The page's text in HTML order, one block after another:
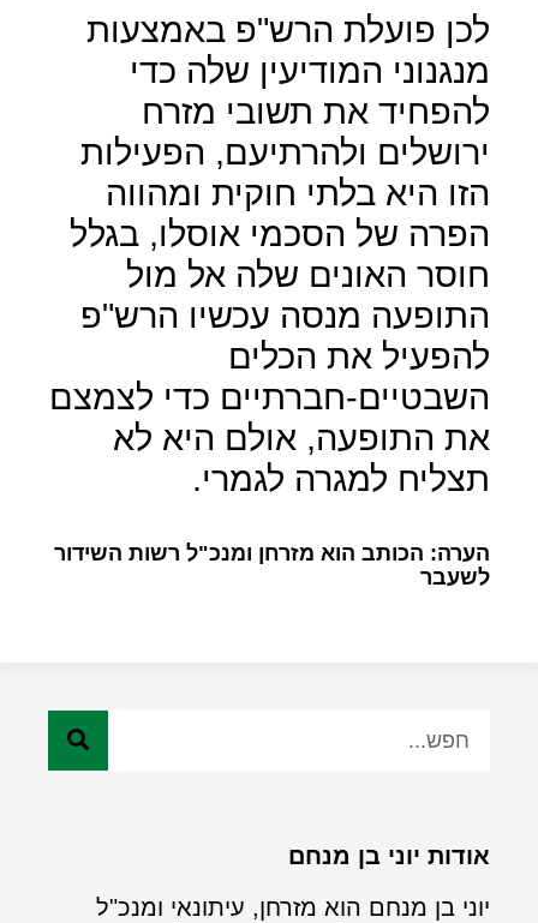
לכן פועלת הרש"פ באמצעות
מנגנוני המודיעין שלה כדי
להפחיד את תשובי מזרח
ירושלים ולהרתיעם, הפעילות
הזו היא בלתי חוקית ומהווה
הפרה של הסכמי אוסלו, בגלל
חוסר האונים שלה אל מול
התופעה מנסה עכשיו הרש"פ
להפעיל את הכלים
השבטיים-חברתיים כדי לצמצם
את התופעה, אולם היא לא
תצליח למגרה לגמרי.
הערה: הכותב הוא מזרחן ומנכ"ל רשות השידור
לשעבר
אודות יוני בן מנחם
יוני בן מנחם הוא מזרחן, עיתונאי ומנכ"ל